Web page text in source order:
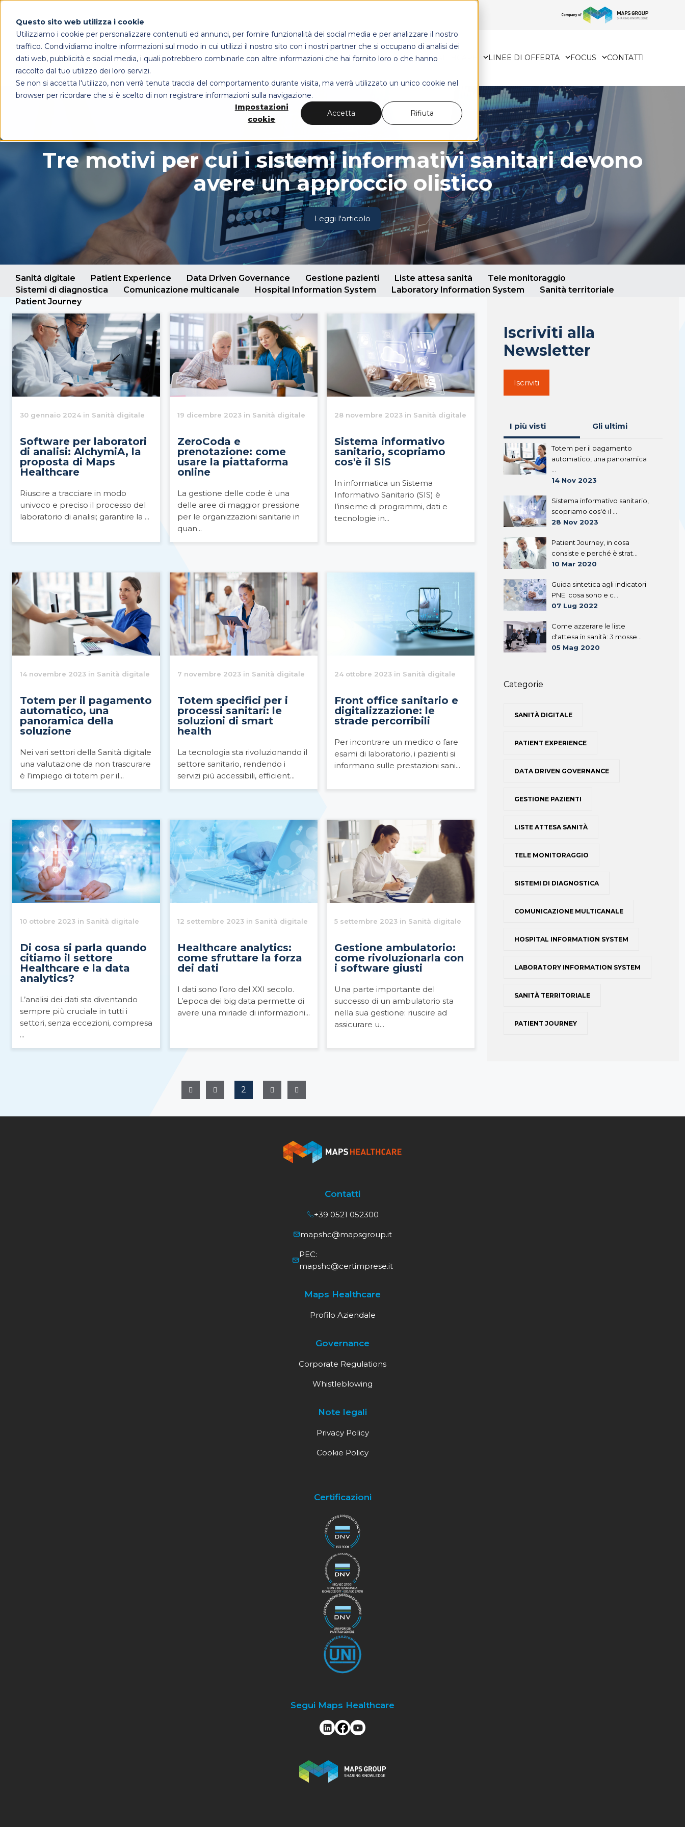
Questo sito web utilizza i cookie
Utilizziamo i cookie per personalizzare contenuti ed annunci, per fornire funzionalità dei social media e per analizzare il nostro
traffico. Condividiamo inoltre informazioni sul modo in cui utilizzi il nostro sito con i nostri partner che si occupano di analisi dei
dati web, pubblicità e social media, i quali potrebbero combinarle con altre informazioni che hai fornito loro o che hanno
raccolto dal tuo utilizzo dei loro servizi.
Se non si accetta l'utilizzo, non verrà tenuta traccia del comportamento durante visita, ma verrà utilizzato un unico cookie nel
browser per ricordare che si è scelto di non registrare informazioni sulla navigazione.
Impostazioni
cookie
Accetta Rifiuta
MAPS HEALTHCARE LINEE DI OFFERTA FOCUS CONTATTI
Sanità digitale
Tre motivi per cui i sistemi informativi sanitari devono
avere un approccio olistico
Leggi l'articolo
Sanità digitale Patient Experience Data Driven Governance Gestione pazienti Liste attesa sanità
Tele monitoraggio
Sistemi di diagnostica
Comunicazione multicanale Hospital Information System Laboratory Information System
Sanità territoriale
Patient Journey
30 gennaio 2024 in Sanità digitale
Software per laboratori
di analisi: AlchymiA, la
proposta di Maps
Healthcare
Riuscire a tracciare in modo
univoco e preciso il processo del
laboratorio di analisi; garantire la ...
19 dicembre 2023 in Sanità digitale
ZeroCoda e
prenotazione: come
usare la piattaforma
online
La gestione delle code è una
delle aree di maggior pressione
per le organizzazioni sanitarie in
quan...
28 novembre 2023 in Sanità digitale
Sistema informativo
sanitario, scopriamo
cos'è il SIS
In informatica un Sistema
Informativo Sanitario (SIS) è
l’insieme di programmi, dati e
tecnologie in...
14 novembre 2023 in Sanità digitale
Totem per il pagamento
automatico, una
panoramica della
soluzione
Nei vari settori della Sanità digitale
una valutazione da non trascurare
è l’impiego di totem per il...
7 novembre 2023 in Sanità digitale
Totem specifici per i
processi sanitari: le
soluzioni di smart
health
La tecnologia sta rivoluzionando il
settore sanitario, rendendo i
servizi più accessibili, efficient...
24 ottobre 2023 in Sanità digitale
Front office sanitario e
digitalizzazione: le
strade percorribili
Per incontrare un medico o fare
esami di laboratorio, i pazienti si
informano sulle prestazioni sani...
10 ottobre 2023 in Sanità digitale
Di cosa si parla quando
citiamo il settore
Healthcare e la data
analytics?
L’analisi dei dati sta diventando
sempre più cruciale in tutti i
settori, senza eccezioni, compresa
...
12 settembre 2023 in Sanità digitale
Healthcare analytics:
come sfruttare la forza
dei dati
I dati sono l’oro del XXI secolo.
L’epoca dei big data permette di
avere una miriade di informazioni...
5 settembre 2023 in Sanità digitale
Gestione ambulatorio:
come rivoluzionarla con
i software giusti
Una parte importante del
successo di un ambulatorio sta
nella sua gestione: riuscire ad
assicurare u...
2
Iscriviti alla
Newsletter
Iscriviti
I più visti Gli ultimi
Totem per il pagamento
automatico, una panoramica
14 Nov 2023
Sistema informativo sanitario,
scopriamo cos'è il ...
28 Nov 2023
Patient Journey, in cosa
consiste e perché è strat...
10 Mar 2020
Guida sintetica agli indicatori
PNE: cosa sono e c...
07 Lug 2022
Come azzerare le liste
d'attesa in sanità: 3 mosse...
05 Mag 2020
Categorie
SANITÀ DIGITALE
PATIENT EXPERIENCE
DATA DRIVEN GOVERNANCE
GESTIONE PAZIENTI
LISTE ATTESA SANITÀ
TELE MONITORAGGIO
SISTEMI DI DIAGNOSTICA
COMUNICAZIONE MULTICANALE
HOSPITAL INFORMATION SYSTEM
LABORATORY INFORMATION SYSTEM
SANITÀ TERRITORIALE
PATIENT JOURNEY
Contatti
+39 0521 052300
mapshc@mapsgroup.it
PEC:
mapshc@certimprese.it
Maps Healthcare
Profilo Aziendale
Governance
Corporate Regulations
Whistleblowing
Note legali
Privacy Policy
Cookie Policy
Certificazioni
Segui Maps Healthcare